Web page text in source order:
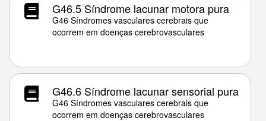
G46.5 Síndrome lacunar motora pura
G46 Síndromes vasculares cerebrais que
ocorrem em doenças cerebrovasculares
G46.6 Síndrome lacunar sensorial pura
G46 Síndromes vasculares cerebrais que
ocorrem em doenças cerebrovasculares